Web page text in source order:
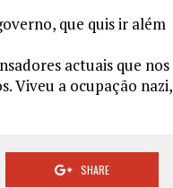
que quis ir além
actuais que nos
Viveu a ocupação nazi,
SHARE